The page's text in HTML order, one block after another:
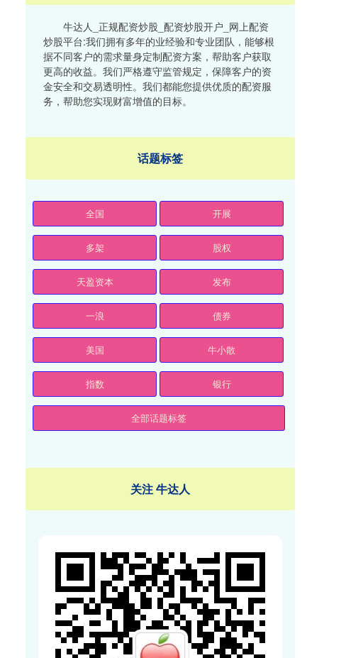
牛达人_正规配资炒股_配资炒股开户_网上配资
炒股平台:我们拥有多年的业经验和专业团队，能够根
据不同客户的需求量身定制配资方案，帮助客户获取
更高的收益。我们严格遵守监管规定，保障客户的资
金安全和交易透明性。我们都能您提供优质的配资服
务，帮助您实现财富增值的目标。
话题标签
全国 开展
多架 股权
天盈资本 发布
一浪 债券
美国 牛小散
指数 银行
全部话题标签
关注 牛达人